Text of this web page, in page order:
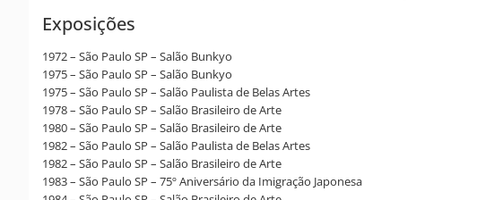
Exposições
1972 – São Paulo SP – Salão Bunkyo
1975 – São Paulo SP – Salão Bunkyo
1975 – São Paulo SP – Salão Paulista de Belas Artes
1978 – São Paulo SP – Salão Brasileiro de Arte
1980 – São Paulo SP – Salão Brasileiro de Arte
1982 – São Paulo SP – Salão Paulista de Belas Artes
1982 – São Paulo SP – Salão Brasileiro de Arte
1983 – São Paulo SP – 75º Aniversário da Imigração Japonesa